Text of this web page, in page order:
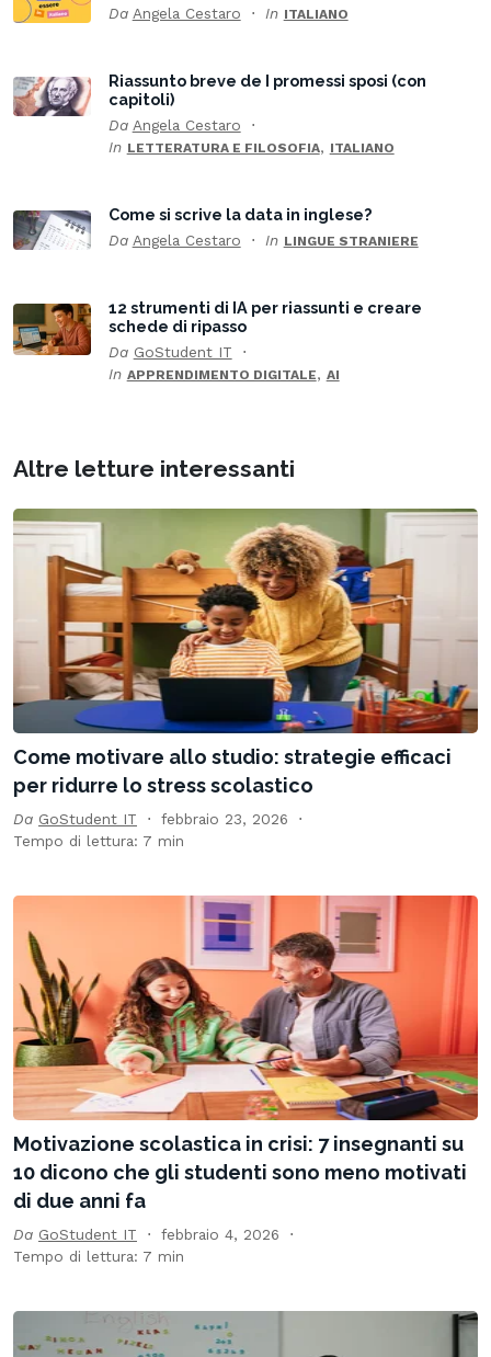
Da Angela Cestaro In ITALIANO
Riassunto breve de I promessi sposi (con
capitoli)
Da Angela Cestaro
In LETTERATURA E FILOSOFIA, ITALIANO
Come si scrive la data in inglese?
Da Angela Cestaro In LINGUE STRANIERE
12 strumenti di IA per riassunti e creare
schede di ripasso
Da GoStudent IT
In APPRENDIMENTO DIGITALE, AI
Altre letture interessanti
Come motivare allo studio: strategie efficaci
per ridurre lo stress scolastico
Da GoStudent IT
febbraio 23, 2026
Tempo di lettura: 7 min
Motivazione scolastica in crisi: 7 insegnanti su
10 dicono che gli studenti sono meno motivati
di due anni fa
Da GoStudent IT
febbraio 4, 2026
Tempo di lettura: 7 min